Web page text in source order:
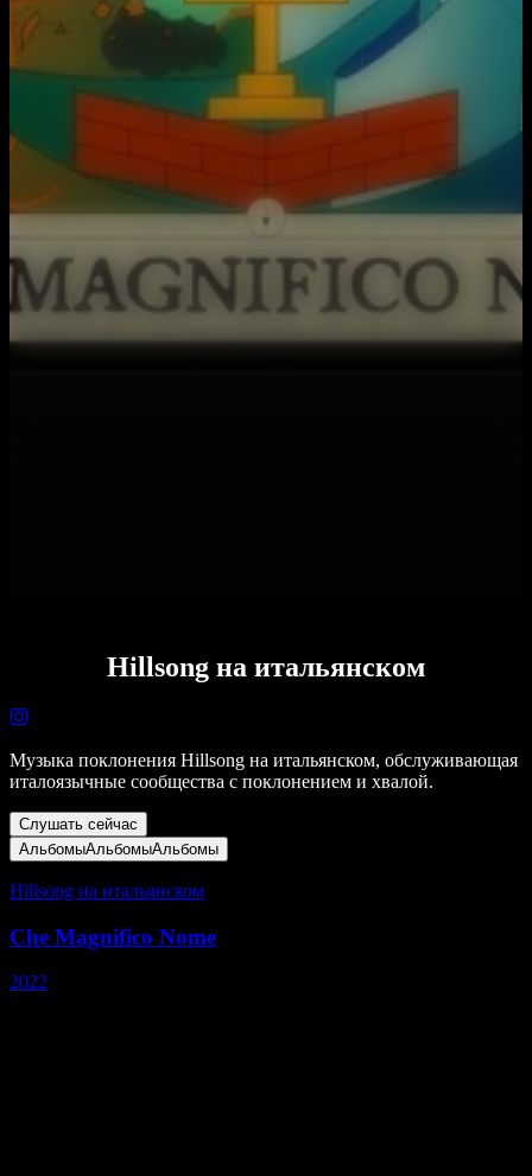
Hillsong на итальянском
Музыка поклонения Hillsong на итальянском, обслуживающая
италоязычные сообщества с поклонением и хвалой.
Слушать сейчас
АльбомыАльбомыАльбомы
Hillsong на итальянском
Che Magnifico Nome
2022